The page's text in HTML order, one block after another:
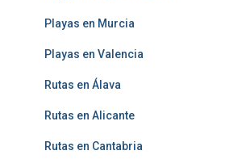
Playas en Murcia
Playas en Valencia
Rutas en Álava
Rutas en Alicante
Rutas en Cantabria